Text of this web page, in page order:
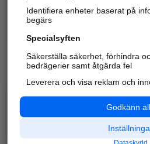
Alla kategorier
API & Kartor
Identifiera enheter baserat på
begärs
Specialsyften
Säkerställa säkerhet, förhindra
bedrägerier samt åtgärda fel
Leverera och visa reklam och
Godkänn
Dataskydd